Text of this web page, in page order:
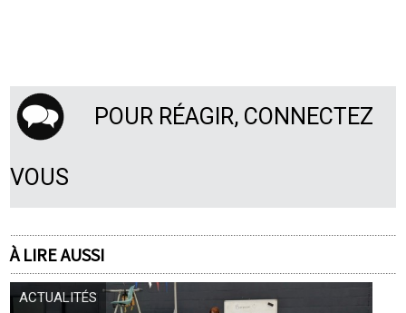
POUR RÉAGIR, CONNECTEZ
VOUS
À LIRE AUSSI
ACTUALITÉS